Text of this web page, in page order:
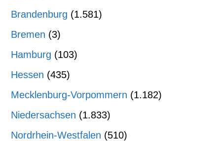
Brandenburg (1.581)
Bremen (3)
Hamburg (103)
Hessen (435)
Mecklenburg-Vorpommern (1.182)
Niedersachsen (1.833)
Nordrhein-Westfalen (510)